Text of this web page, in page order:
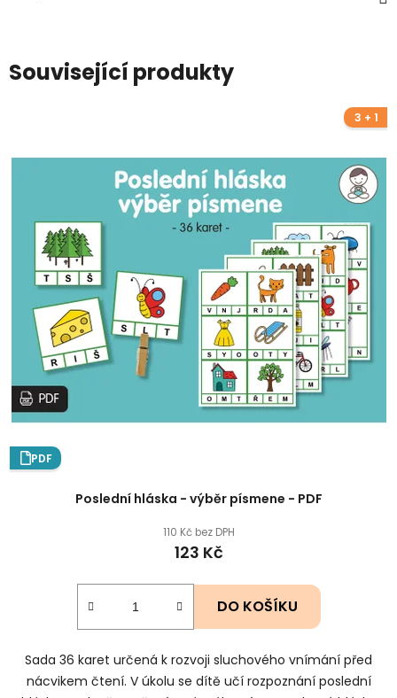
Související produkty
3 + 1
PDF
Poslední hláska - výběr písmene - PDF
110 Kč bez DPH
123 Kč
DO KOŠÍKU
Sada 36 karet určená k rozvoji sluchového vnímání před
nácvikem čtení. V úkolu se dítě učí rozpoznání poslední